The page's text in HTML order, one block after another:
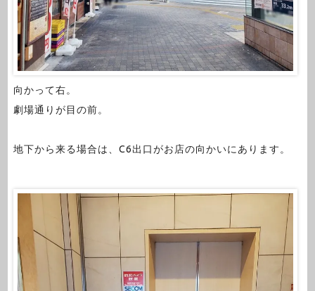
向かって右。
劇場通りが目の前。
地下から来る場合は、C6出口がお店の向かいにあります。